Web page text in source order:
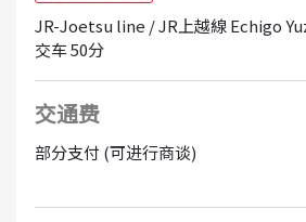
JR-Joetsu line / JR上越線 Echigo
交车 50分
交通费
部分支付 (可进行商谈)